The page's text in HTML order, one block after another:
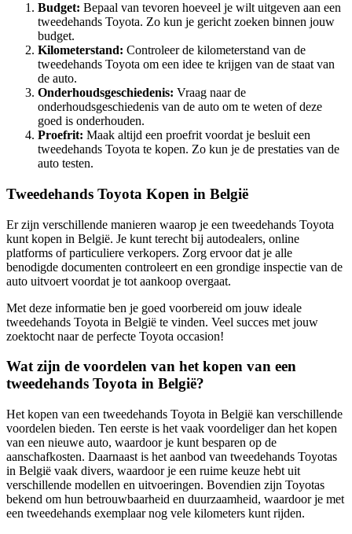
Budget: Bepaal van tevoren hoeveel je wilt uitgeven aan een
tweedehands Toyota. Zo kun je gericht zoeken binnen jouw
budget.
Kilometerstand: Controleer de kilometerstand van de
tweedehands Toyota om een idee te krijgen van de staat van
de auto.
Onderhoudsgeschiedenis: Vraag naar de
onderhoudsgeschiedenis van de auto om te weten of deze
goed is onderhouden.
Proefrit: Maak altijd een proefrit voordat je besluit een
tweedehands Toyota te kopen. Zo kun je de prestaties van de
auto testen.
Tweedehands Toyota Kopen in België
Er zijn verschillende manieren waarop je een tweedehands Toyota
kunt kopen in België. Je kunt terecht bij autodealers, online
platforms of particuliere verkopers. Zorg ervoor dat je alle
benodigde documenten controleert en een grondige inspectie van de
auto uitvoert voordat je tot aankoop overgaat.
Met deze informatie ben je goed voorbereid om jouw ideale
tweedehands Toyota in België te vinden. Veel succes met jouw
zoektocht naar de perfecte Toyota occasion!
Wat zijn de voordelen van het kopen van een
tweedehands Toyota in België?
Het kopen van een tweedehands Toyota in België kan verschillende
voordelen bieden. Ten eerste is het vaak voordeliger dan het kopen
van een nieuwe auto, waardoor je kunt besparen op de
aanschafkosten. Daarnaast is het aanbod van tweedehands Toyotas
in België vaak divers, waardoor je een ruime keuze hebt uit
verschillende modellen en uitvoeringen. Bovendien zijn Toyotas
bekend om hun betrouwbaarheid en duurzaamheid, waardoor je met
een tweedehands exemplaar nog vele kilometers kunt rijden.